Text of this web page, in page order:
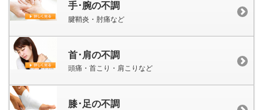
手･腕の不調
腱鞘炎・肘痛など
首･肩の不調
頭痛・首こり・肩こりなど
膝･足の不調